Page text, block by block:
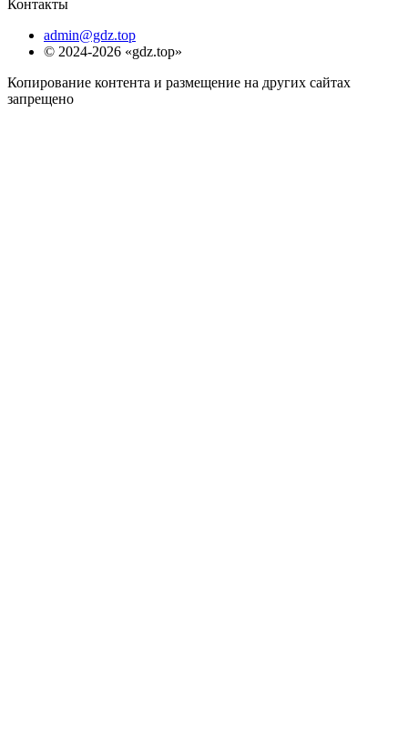
Контакты
admin@gdz.top
© 2024-2026 «gdz.top»
Копирование контента и размещение на других сайтах
запрещено